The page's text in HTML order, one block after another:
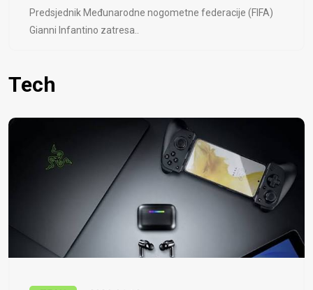
Predsjednik Međunarodne nogometne federacije (FIFA)
Gianni Infantino zatresa..
Tech